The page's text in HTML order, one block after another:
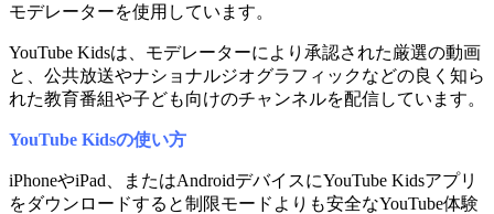
モデレーターを使用しています。
YouTube Kidsは、モデレーターにより承認された厳選の動画
と、公共放送やナショナルジオグラフィックなどの良く知ら
れた教育番組や子ども向けのチャンネルを配信しています。
YouTube Kidsの使い方
iPhoneやiPad、またはAndroidデバイスにYouTube Kidsアプリ
をダウンロードすると制限モードよりも安全なYouTube体験